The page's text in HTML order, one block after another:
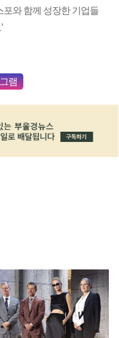
포와 함께 성장한 기업들
램